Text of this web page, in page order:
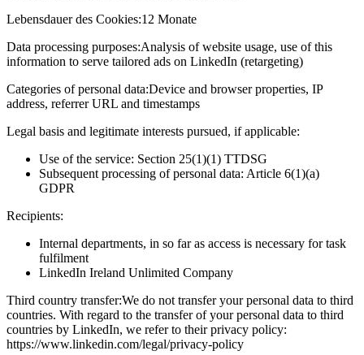
Lebensdauer des Cookies:12 Monate
Data processing purposes:Analysis of website usage, use of this
information to serve tailored ads on LinkedIn (retargeting)
Categories of personal data:Device and browser properties, IP
address, referrer URL and timestamps
Legal basis and legitimate interests pursued, if applicable:
Use of the service: Section 25(1)(1) TTDSG
Subsequent processing of personal data: Article 6(1)(a)
GDPR
Recipients:
Internal departments, in so far as access is necessary for task
fulfilment
LinkedIn Ireland Unlimited Company
Third country transfer:We do not transfer your personal data to third
countries. With regard to the transfer of your personal data to third
countries by LinkedIn, we refer to their privacy policy:
https://www.linkedin.com/legal/privacy-policy